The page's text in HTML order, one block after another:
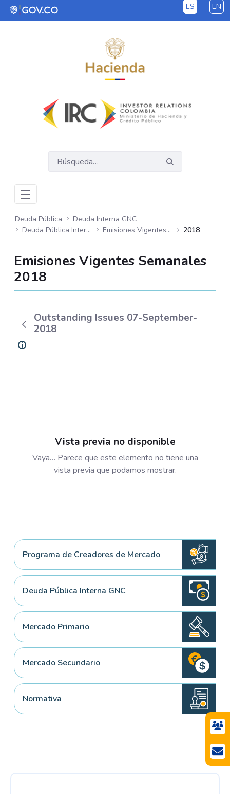
Saltar al contenido principal ES EN
Deuda Pública
Deuda Interna GNC
Deuda Pública Interna GNC
Emisiones Vigentes Semanales 2018
Emisiones Vigentes Semanales
2018
Outstanding Issues 07-September-
2018
Vista previa no disponible
Vaya… Parece que este elemento no tiene una
vista previa que podamos mostrar.
Programa de Creadores de Mercado
Deuda Pública Interna GNC
Mercado Primario
Mercado Secundario
Normativa